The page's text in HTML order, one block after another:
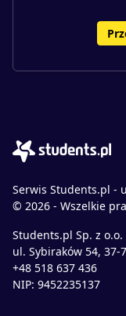
Serwis Students.pl -
© 2026 - Wszelkie
Students.pl Sp. z o.o.
ul. Sybiraków 54, 37-
+48 518 637 436
NIP: 9452235137